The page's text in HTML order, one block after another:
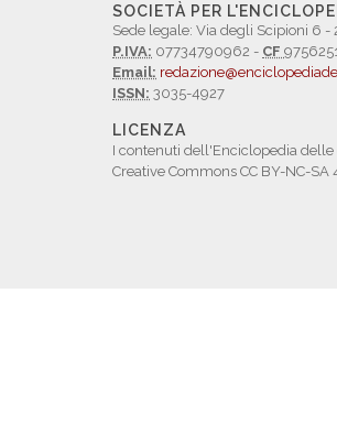
SOCIETÀ PER
Sede legale: Via degli Scipioni 6 -
P.IVA: 07734790962 - CF
Email:
ISSN: 3035-4927
LICENZA
I contenuti dell'Enciclopedia
Creative Commons CC BY-NC-SA